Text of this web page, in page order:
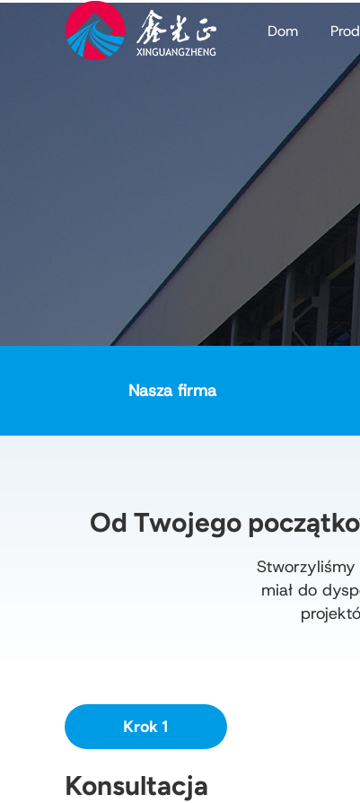
Dom
Nasza firma
Od Twojego
Stworzyliśmy
miał do
Krok 1
Konsultacja